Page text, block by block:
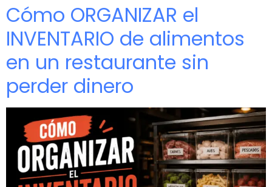
Cómo ORGANIZAR el
INVENTARIO de alimentos
en un restaurante sin
perder dinero